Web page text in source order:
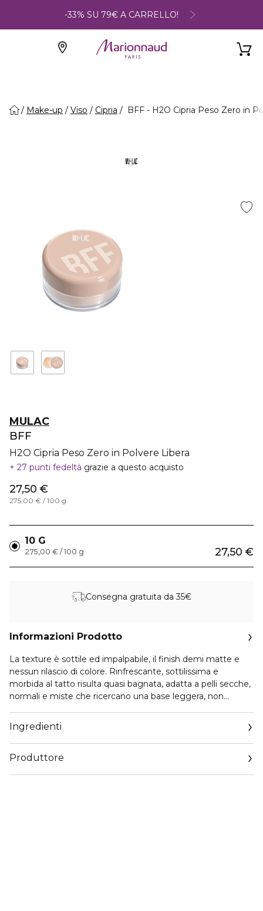
-33% SU 79€ A CARRELLO!
Make-up Viso Cipria BFF - H2O Cipria Peso Zero in
MULAC
BFF
H2O Cipria Peso Zero in Polvere Libera
27 punti fedeltà grazie a questo acquisto
27,50 €
275,00 € / 100 g
10 G
27,50 €
275,00 € / 100 g
Consegna gratuita da 35€
Informazioni Prodotto
La texture è sottile ed impalpabile, il finish demi matte e
nessun rilascio di colore. Rinfrescante, sottilissima e
morbida al tatto risulta quasi bagnata, adatta a pelli secche,
normali e miste che ricercano una base leggera, non
l’incarnato senza segnare.
Contiene:
Un hybrid complex:
Olio di ginseng rosso fermentato: idratante ed
Ingredienti
Produttore